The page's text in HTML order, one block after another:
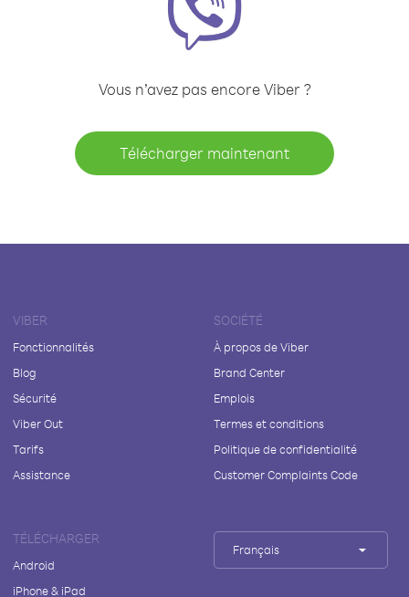
Vous n’avez pas encore Viber ?
Télécharger maintenant
VIBER
Fonctionnalités
Blog
Sécurité
Viber Out
Tarifs
Assistance
SOCIÉTÉ
À propos de Viber
Brand Center
Emplois
Termes et conditions
Politique de confidentialité
Customer Complaints Code
TÉLÉCHARGER
Android
iPhone & iPad
Français